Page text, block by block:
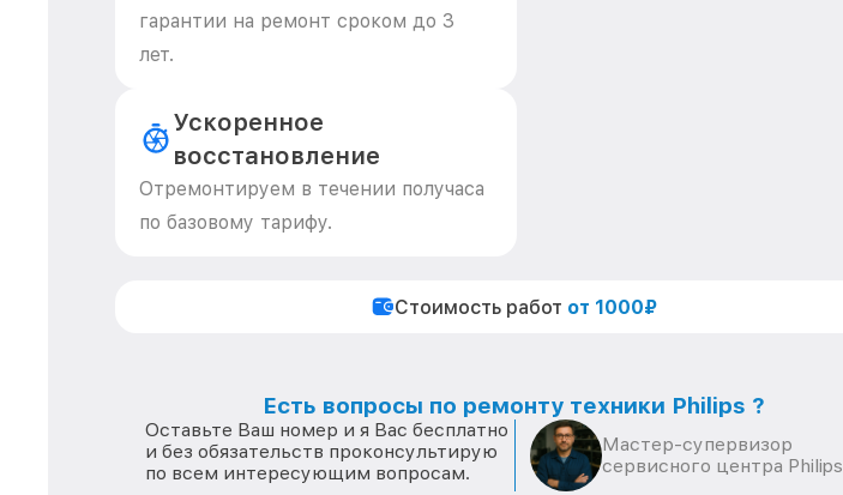
гарантии на ремонт сроком до 3
лет.
Ускоренное
восстановление
Отремонтируем в течении получаса
по базовому тарифу.
Стоимость работ от 1000₽
Есть вопросы по ремонту техники Philips ?
Оставьте Ваш номер и я Вас бесплатно
и без обязательств проконсультирую
по всем интересующим вопросам.
Мастер-супервизор
сервисного центра Philips